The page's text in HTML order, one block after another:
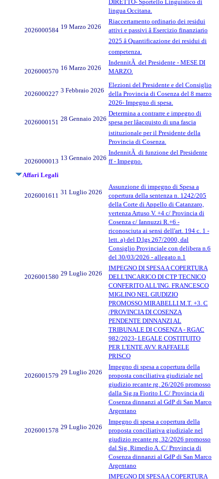
DIRETTO- Sportello Linguistico di
lingua Occitana.
2026000584 19 Marzo 2026
Riaccertamento ordinario dei residui
attivi e passivi â Esercizio finanziario
2025 â Quantificazione dei residui di
competenza.
2026000570 16 Marzo 2026
IndennitÃ del Presidente - MESE DI
MARZO.
2026000227 3 Febbraio 2026
Elezioni del Presidente e del Consiglio
della Provincia di Cosenza del 8 marzo
2026- Impegno di spesa.
2026000151 28 Gennaio 2026
Determina a contrarre e impegno di
spesa per lâacquisto di una fascia
istituzionale per il Presidente della
Provincia di Cosenza.
2026000013 13 Gennaio 2026
IndennitÃ di funzione del Presidente
ff - Impegno.
Affari Legali
2026001611 31 Luglio 2026
Assunzione di impegno di Spesa a
copertura della sentenza n. 1242/205
della Corte di Appello di Catanzaro,
vertenza Artuso V. +4 c/ Provincia di
Cosenza c/ Iannuzzi R.+6 -
riconosciuta ai sensi dell'art. 194 c. 1 -
lett. a) del D.lgs 267/2000, dal
Consiglio Provinciale con delibera n.6
del 30/03/2026 - allegato n.1
2026001580 29 Luglio 2026
IMPEGNO DI SPESA A COPERTURA
DELL'INCARICO DI CTP TECNICO
CONFERITO ALL'ING. FRANCESCO
MIGLINO NEL GIUDIZIO
PROMOSSO MIRABELLI M.T. +3. C
/PROVINCIA DI COSENZA
PENDENTE DINNANZI AL
TRIBUNALE DI COSENZA - RGAC
982/2023- LEGALE COSTITUITO
PER L'ENTE AVV. RAFFAELE
PRISCO
2026001579 29 Luglio 2026
Impegno di spesa a copertura della
proposta conciliativa giudiziale nel
giudizio recante rg. 26/2026 promosso
dalla Sig.ra Fiorito I. C/ Provincia di
Cosenza dinnanzi al GdP di San Marco
Argentano
2026001578 29 Luglio 2026
Impegno di spesa a copertura della
proposta conciliativa giudiziale nel
giudizio recante rg. 32/2026 promosso
dal Sig. Rimedio A. C/ Provincia di
Cosenza dinnanzi al GdP di San Marco
Argentano
IMPEGNO DI SPESA A COPERTURA